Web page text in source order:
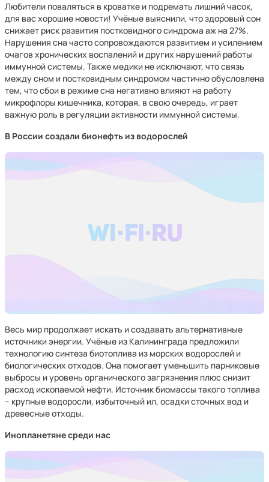
Любители поваляться в кроватке и подремать лишний часок,
для вас хорошие новости! Учёные выяснили, что здоровый сон
снижает риск развития постковидного синдрома аж на 27%.
Нарушения сна часто сопровождаются развитием и усилением
очагов хронических воспалений и других нарушений работы
иммунной системы. Также медики не исключают, что связь
между сном и постковидным синдромом частично обусловлена
тем, что сбои в режиме сна негативно влияют на работу
микрофлоры кишечника, которая, в свою очередь, играет
важную роль в регуляции активности иммунной системы.
В России создали бионефть из водорослей
Весь мир продолжает искать и создавать альтернативные
источники энергии. Учёные из Калининграда предложили
технологию синтеза биотоплива из морских водорослей и
биологических отходов. Она помогает уменьшить парниковые
выбросы и уровень органического загрязнения плюс снизит
расход ископаемой нефти. Источник биомассы такого топлива
– крупные водоросли, избыточный ил, осадки сточных вод и
древесные отходы.
Инопланетяне среди нас